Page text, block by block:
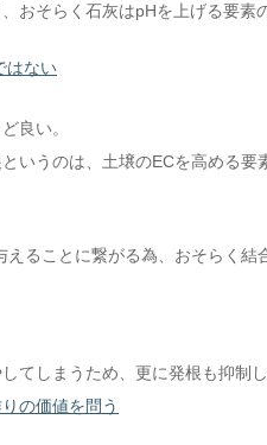
おそらく石灰はpHを上げる要素
はない
良い。
いうのは、土壌のECを高める要
ることに繋がる為、おそらく結
てしまうため、更に発根も抑制し
の価値を問う